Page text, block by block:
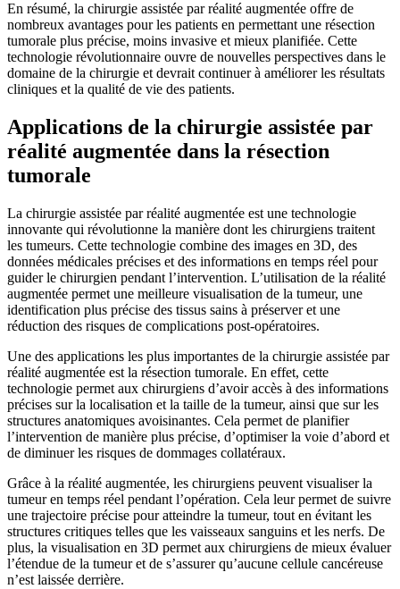
En résumé, la chirurgie assistée par réalité augmentée offre de
nombreux avantages pour les patients en permettant une résection
tumorale plus précise, moins invasive et mieux planifiée. Cette
technologie révolutionnaire ouvre de nouvelles perspectives dans le
domaine de la chirurgie et devrait continuer à améliorer les résultats
cliniques et la qualité de vie des patients.
Applications de la chirurgie assistée par
réalité augmentée dans la résection
tumorale
La chirurgie assistée par réalité augmentée est une technologie
innovante qui révolutionne la manière dont les chirurgiens traitent
les tumeurs. Cette technologie combine des images en 3D, des
données médicales précises et des informations en temps réel pour
guider le chirurgien pendant l’intervention. L’utilisation de la réalité
augmentée permet une meilleure visualisation de la tumeur, une
identification plus précise des tissus sains à préserver et une
réduction des risques de complications post-opératoires.
Une des applications les plus importantes de la chirurgie assistée par
réalité augmentée est la résection tumorale. En effet, cette
technologie permet aux chirurgiens d’avoir accès à des informations
précises sur la localisation et la taille de la tumeur, ainsi que sur les
structures anatomiques avoisinantes. Cela permet de planifier
l’intervention de manière plus précise, d’optimiser la voie d’abord et
de diminuer les risques de dommages collatéraux.
Grâce à la réalité augmentée, les chirurgiens peuvent visualiser la
tumeur en temps réel pendant l’opération. Cela leur permet de suivre
une trajectoire précise pour atteindre la tumeur, tout en évitant les
structures critiques telles que les vaisseaux sanguins et les nerfs. De
plus, la visualisation en 3D permet aux chirurgiens de mieux évaluer
l’étendue de la tumeur et de s’assurer qu’aucune cellule cancéreuse
n’est laissée derrière.